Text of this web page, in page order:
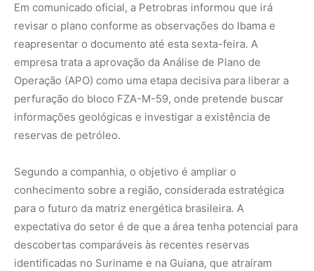
Em comunicado oficial, a Petrobras informou que irá
revisar o plano conforme as observações do Ibama e
reapresentar o documento até esta sexta-feira. A
empresa trata a aprovação da Análise de Plano de
Operação (APO) como uma etapa decisiva para liberar a
perfuração do bloco FZA-M-59, onde pretende buscar
informações geológicas e investigar a existência de
reservas de petróleo.
Segundo a companhia, o objetivo é ampliar o
conhecimento sobre a região, considerada estratégica
para o futuro da matriz energética brasileira. A
expectativa do setor é de que a área tenha potencial para
descobertas comparáveis às recentes reservas
identificadas no Suriname e na Guiana, que atraíram